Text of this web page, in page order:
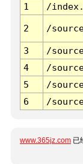
1
/
2 /
3 /
4
/
5
/
6
/
www.365jz.com 已